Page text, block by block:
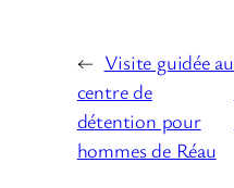
← Visite guidée au
centre de
détention pour
hommes de Réau